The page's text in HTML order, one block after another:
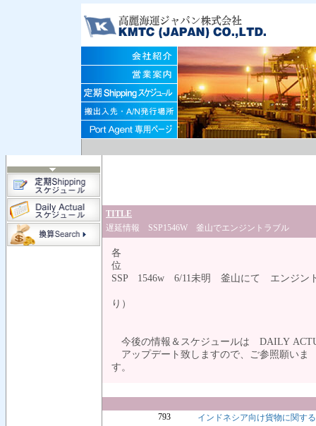
TITLE
遅延情報 SSP1546W 釜山でエンジントラブル
各
SSP 1546w 6/11未明 釜山
り） となっ
今後の情報＆スケジュールは DAILY
アップデート致しますので、ご参照願いま
す。
793
インドネシア向け貨物に関す